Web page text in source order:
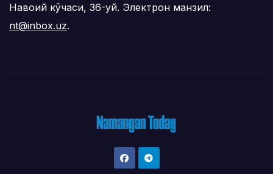
Навоий кўчаси, 36-уй. Электрон манзил:
nt@inbox.uz.